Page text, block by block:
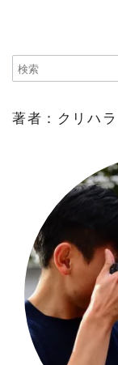
著者：クリハラ